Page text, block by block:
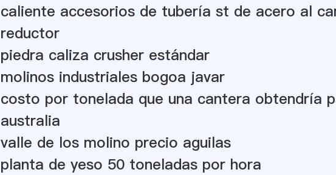
caliente accesorios de tubería st de acero al
reductor
piedra caliza crusher estándar
molinos industriales bogoa javar
costo por tonelada que una cantera obtendría
australia
valle de los molino precio aguilas
planta de yeso 50 toneladas por hora